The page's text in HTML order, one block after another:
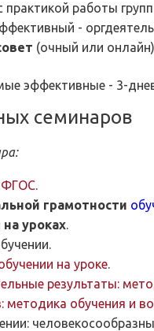
практикой работы
-
(очный или онлайн)
эффективные - 3-
семинаров
ФГОС.
грамотности
уроках.
на уроке.
результаты:
методика обучения и